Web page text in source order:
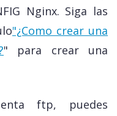
Nginx. Siga las
"¿Como crear una
" para crear una
ftp, puedes